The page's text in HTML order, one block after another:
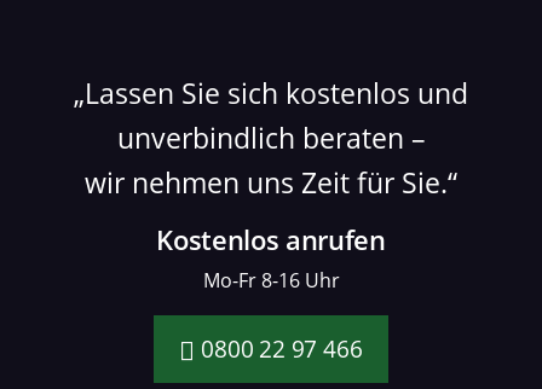
Lassen Sie sich kostenlos und
unverbindlich beraten –
wir nehmen uns Zeit für Sie.
Kostenlos anrufen
Mo-Fr 8-16 Uhr
0800 22 97 466